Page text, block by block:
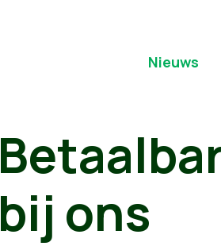
Nieuws
bij ons